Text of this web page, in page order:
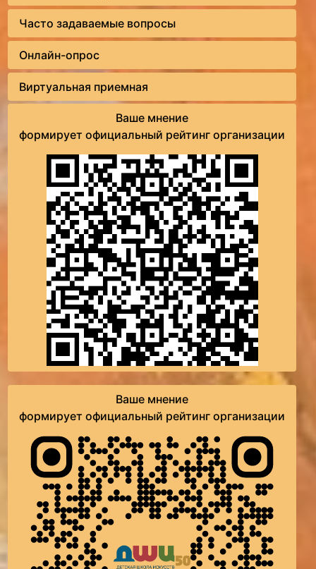
Часто задаваемые вопросы
Онлайн-опрос
Виртуальная приемная
Ваше мнение
формирует официальный рейтинг организации
Ваше мнение
формирует официальный рейтинг организации